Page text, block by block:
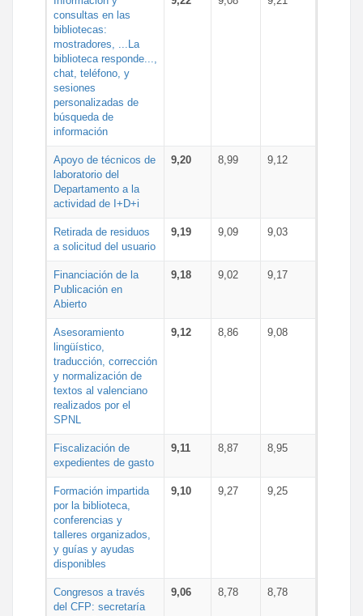
consultas en las
bibliotecas:
mostradores, ...La
biblioteca responde...,
chat, teléfono, y
sesiones
personalizadas de
búsqueda de
información
Apoyo de técnicos de
laboratorio del
Departamento a la
actividad de I+D+i
9,20 8,99 9,12
Retirada de residuos
a solicitud del usuario
9,19 9,09 9,03
Financiación de la
Publicación en
Abierto
9,18 9,02 9,17
Asesoramiento
lingüístico,
traducción, corrección
y normalización de
textos al valenciano
realizados por el
SPNL
9,12 8,86 9,08
Fiscalización de
expedientes de gasto
9,11 8,87 8,95
Formación impartida
por la biblioteca,
conferencias y
talleres organizados,
y guías y ayudas
disponibles
9,10 9,27 9,25
Congresos a través
del CFP: secretaría
9,06 8,78 8,78